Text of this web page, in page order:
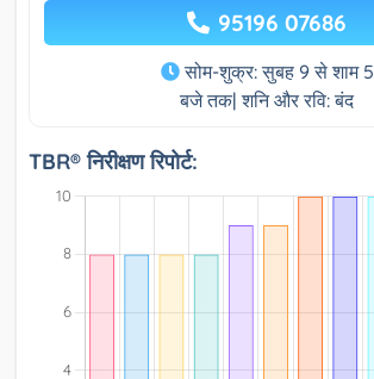
95196 07686
सोम-शुक्र: सुबह 9 से शाम 5
बजे तक| शनि और रवि: बंद
TBR® निरीक्षण रिपोर्ट: